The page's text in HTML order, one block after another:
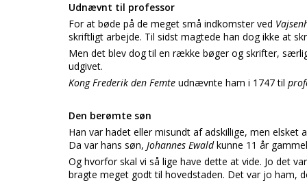
Udnævnt til professor
For at bøde på de meget små indkomster ved
skriftligt arbejde. Til sidst magtede han dog ikke at
Men det blev dog til en række bøger og skrifter,
udgivet.
Kong Frederik den Femte udnævnte ham i 1747 til
Den berømte søn
Han var hadet eller misundt af adskillige, men
Da var hans søn, Johannes Ewaldkunne 11 år
Og hvorfor skal vi så lige have dette at vide. Jo det
bragte meget godt til hovedstaden. Det var jo ham,